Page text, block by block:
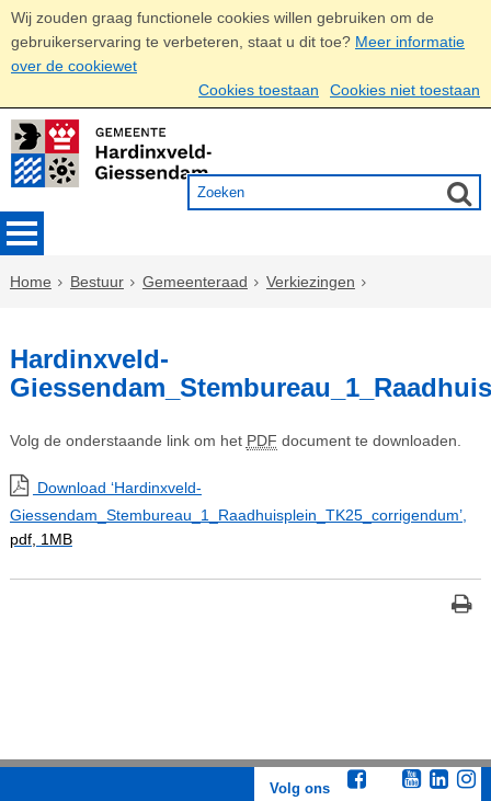
Wij zouden graag functionele cookies willen gebruiken om de
gebruikerservaring te verbeteren, staat u dit toe? Meer informatie
over de cookiewet
Cookies toestaan
Cookies niet toestaan
Home Bestuur Gemeenteraad Verkiezingen
Hardinxveld-
Volg de onderstaande link om het PDF document te downloaden.
Download ‘Hardinxveld-
Giessendam_Stembureau_1_Raadhuisplein_TK25_corrigendum’,
pdf, 1MB
Volg ons